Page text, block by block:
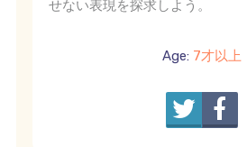
せない表現を探求しよう。
Age: 7才以上